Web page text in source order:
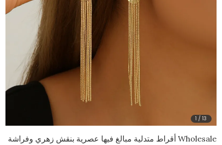
1 /13
Wholesale أقراط متدلية مبالغ فيها عصرية بنقش زهري وفراشة